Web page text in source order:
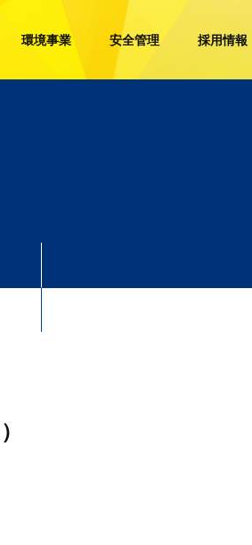
環境事業 安全管理 採用情報